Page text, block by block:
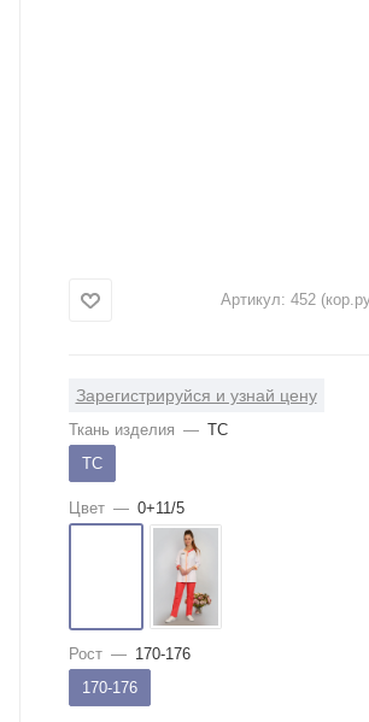
Артикул: 452
Зарегистрируйся и узнай цену
Ткань изделия — ТС
ТС
Цвет — 0+11/5
Рост — 170-176
170-176